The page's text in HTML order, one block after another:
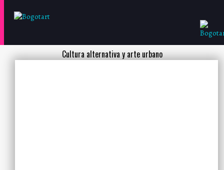
Cultura alternativa y arte urbano